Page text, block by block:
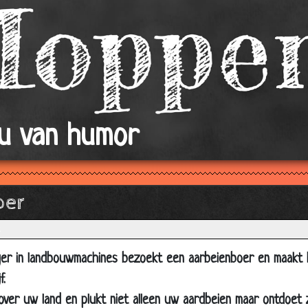
van humor
in landbouwmachines bezoekt een aarbeienboer en
uw land en plukt niet alleen uw aardbeien maar
Kabouter
Naar Binnen
Kinderen
Aanrandingen
De lift
Rouw
Jaloerse bakker
Biker met Babe
Non en verkoper